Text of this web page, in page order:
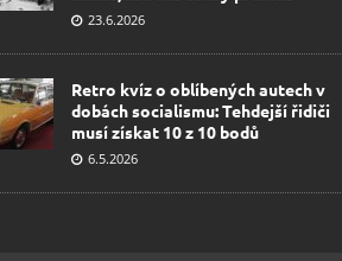
23.6.2026
Retro kvíz o oblíbených autech v
dobách socialismu: Tehdejší řidiči
musí získat 10 z 10 bodů
6.5.2026